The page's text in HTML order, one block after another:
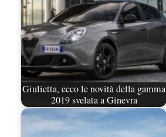
Giulietta, ecco le novità della gamma
2019 svelata a Ginevra